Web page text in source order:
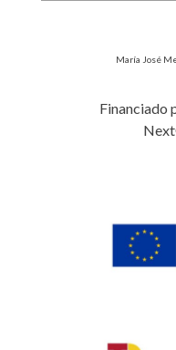
María José
Financiado